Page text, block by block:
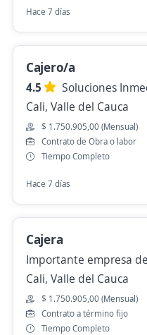
Cali, Valle del Cauca
Ayer
Escolta Tripulante,
Cali
4,5
PROSEGUR
COLOMBIA SAS
Cali, Valle del Cauca
$ 1.750.000,00 (Mensual)
Ayer
Anterior
Nuevas ofertas de
Hace 7 días
Cajero/a
4.5
Soluciones
Cali, Valle del Cauca
$ 1.750.905,00 (Mensual)
Contrato de Obra o labor
Tiempo Completo
Hace 7 días
Cajera
Importante empresa
Cali, Valle del Cauca
$ 1.750.905,00 (Mensual)
Contrato a término fijo
Tiempo Completo